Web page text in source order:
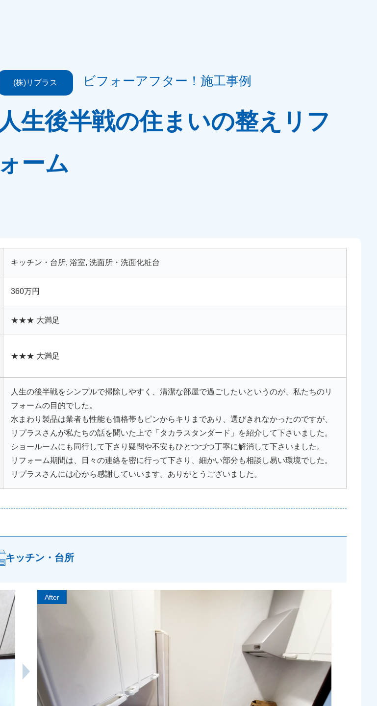
(株)リプラス ビフォーアフター！施工事例
人生後半戦の住まいの整えリフ
ォーム
キッチン・台所, 浴室, 洗面所・洗面化粧台
360万円
★★★ 大満足
★★★ 大満足
人生の後半戦をシンプルで掃除しやすく、清潔な部屋で過ごしたいというのが、私たちのリ
フォームの目的でした。
水まわり製品は業者も性能も価格帯もピンからキリまであり、選びきれなかったのですが、
リプラスさんが私たちの話を聞いた上で「タカラスタンダード」を紹介して下さいました。
ショールームにも同行して下さり疑問や不安もひとつづつ丁寧に解消して下さいました。
リフォーム期間は、日々の連絡を密に行って下さり、細かい部分も相談し易い環境でした。
リプラスさんには心から感謝していいます。ありがとうございました。
キッチン・台所
After